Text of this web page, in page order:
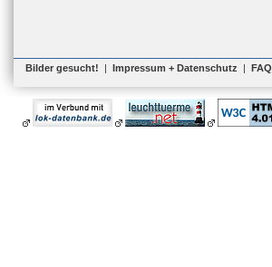
Bilder gesucht! | Impressum + Datenschutz | FAQ